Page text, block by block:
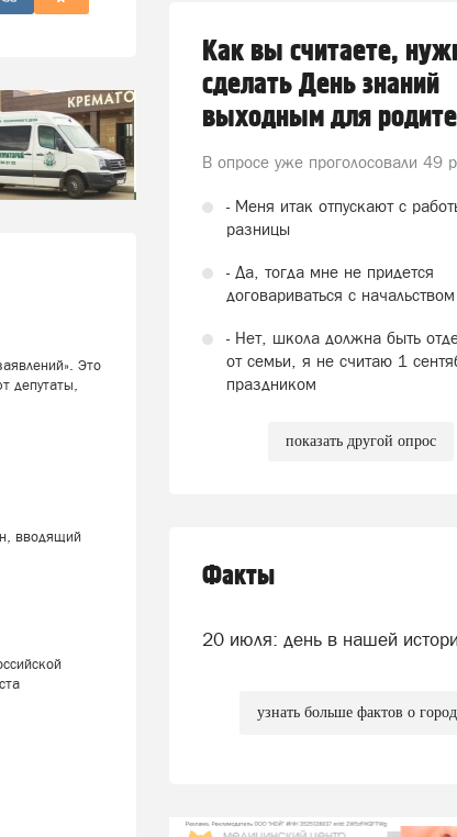
Это
депутаты,
вводящий
Как вы считаете,
сделать День знаний
выходным для
В опросе уже проголосовали 49
- Меня итак отпускают с
разницы
- Да, тогда мне не придется
договариваться с начальством
- Нет, школа должна быть
от семьи, я не считаю 1
праздником
показать другой опрос
Факты
20 июля: день в нашей
узнать больше фактов о